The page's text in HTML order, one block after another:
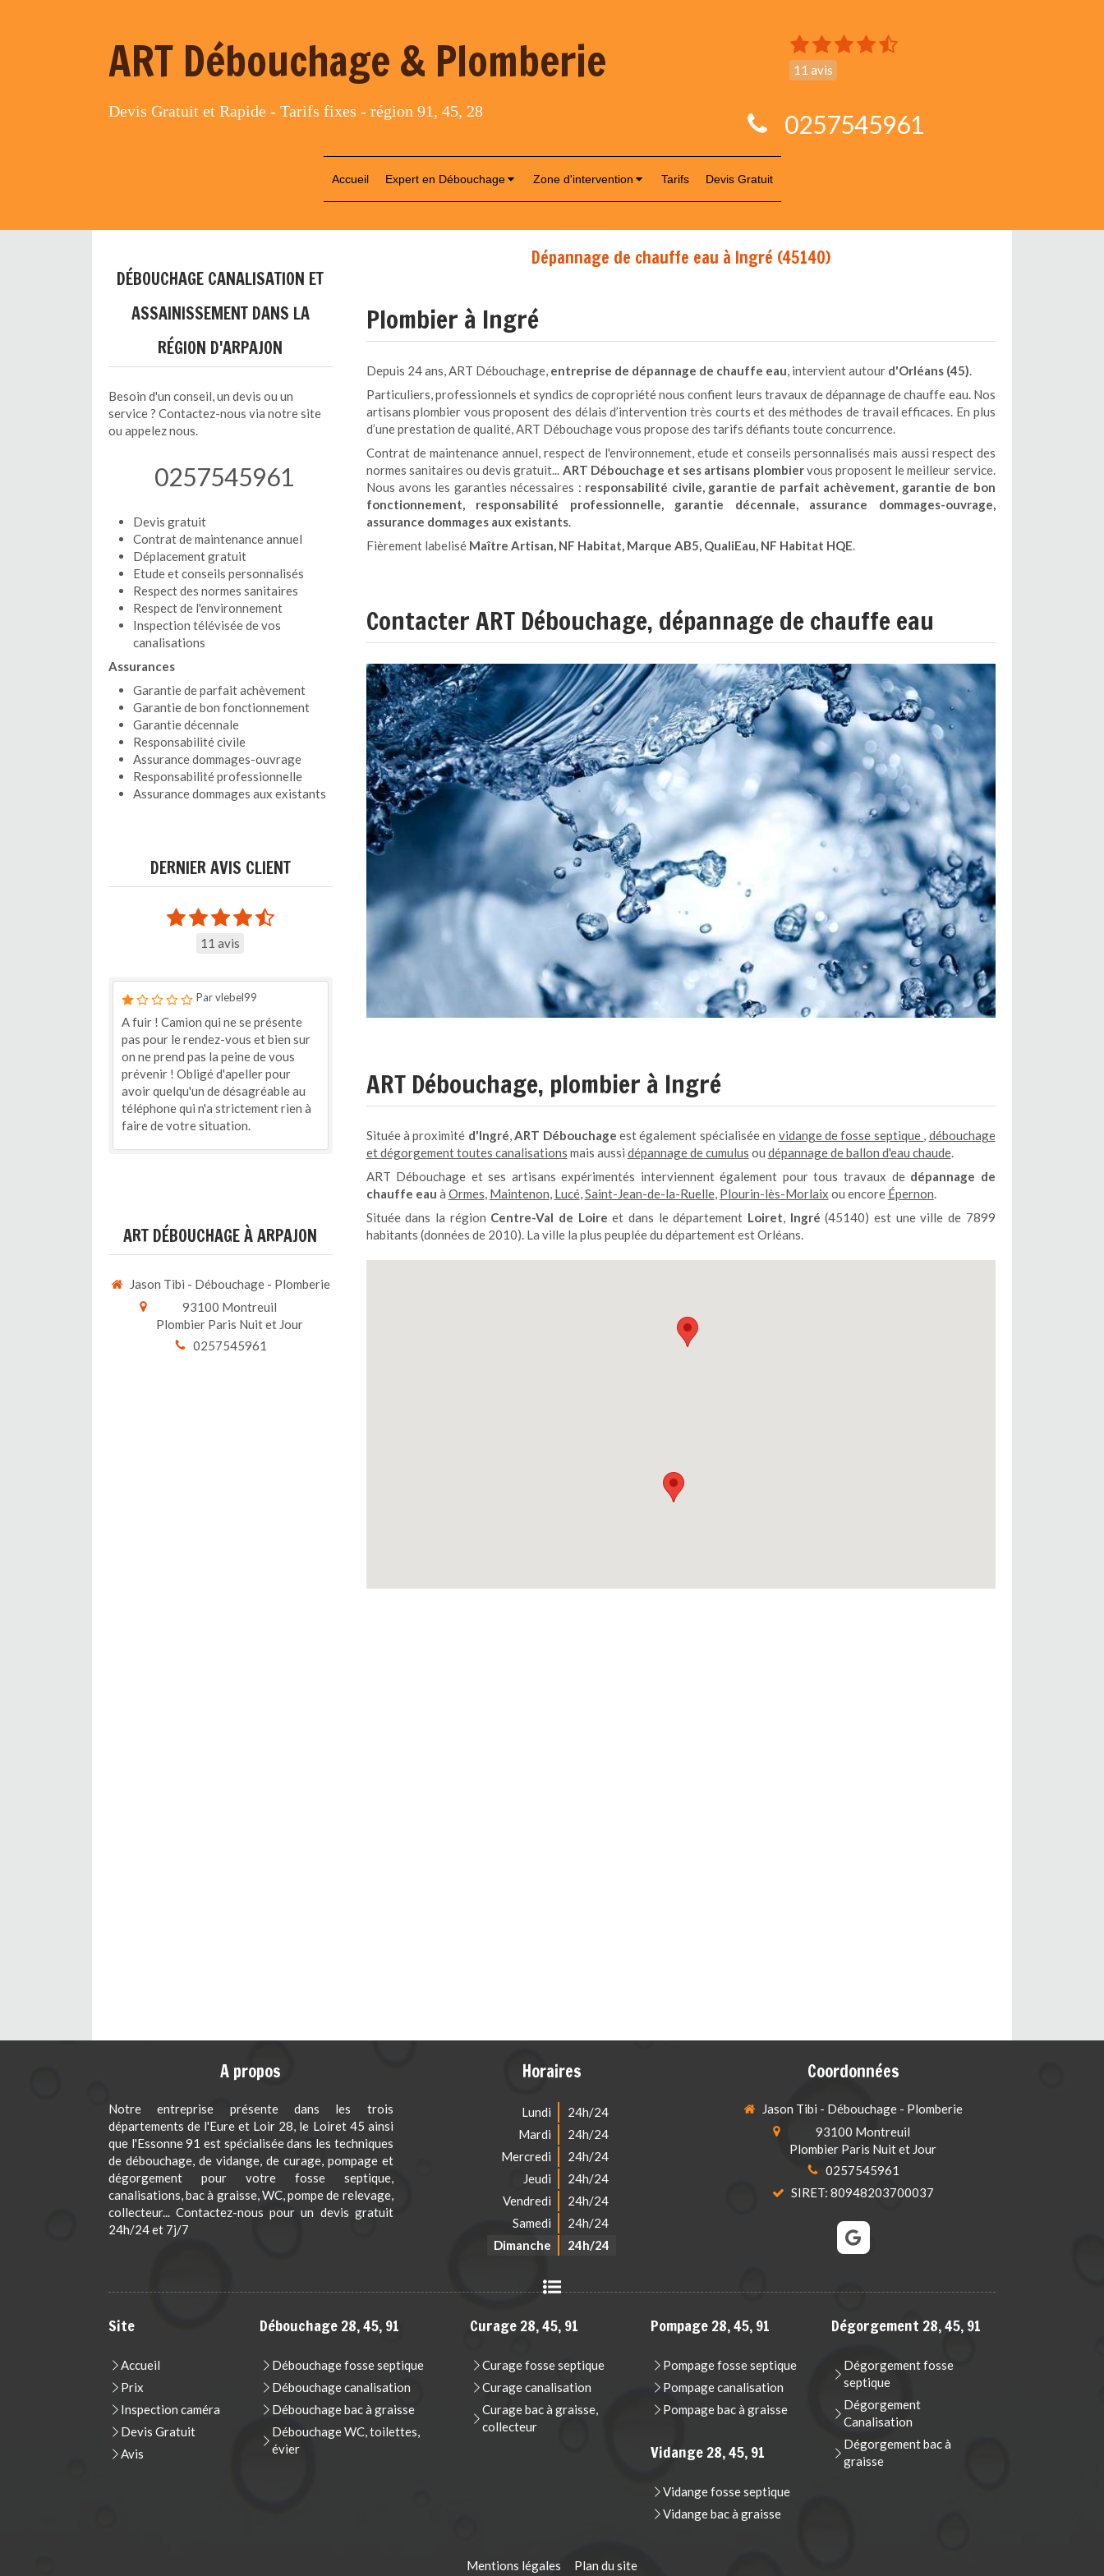
ART Débouchage & Plomberie 11 avis
0257545961
Devis Gratuit et Rapide - Tarifs fixes - région 91, 45, 28
Accueil Expert en Débouchage Zone d'intervention Tarifs Devis Gratuit
Dépannage de chauffe eau à Ingré (45140)
Plombier à Ingré
Depuis 24 ans, ART Débouchage, entreprise de dépannage de chauffe eau, intervient autourd'Orléans (45).
Particuliers, professionnels et syndics de copropriété nous confient leurs travaux de dépannage de chauffe eau. Nos
artisans plombier vous proposent des délais d’intervention très courts et des méthodes de travail efficaces. En plus
d’une prestation de qualité, ART Débouchage vous propose des tarifs défiants toute concurrence.
Contrat de maintenance annuel, respect de l'environnement, etude et conseils personnalisés mais aussi respect des
normes sanitaires ou devis gratuit... ART Débouchage et ses artisans plombiervous proposent le meilleur service.
Nous avons les garanties nécessaires : responsabilité civile, garantie de parfait achèvement, garantie de bon
fonctionnement, responsabilité professionnelle, garantie décennale, assurance dommages-ouvrage,
assurance dommages aux existants.
Fièrement labelisé Maître Artisan, NF Habitat, Marque AB5, QualiEau, NF Habitat HQE.
Contacter ART Débouchage, dépannage de chauffe eau
ART Débouchage, plombier à Ingré
Située à proximité d'Ingré,ART Débouchage est également spécialisée en vidange de fosse septique , débouchage
et dégorgement toutes canalisations mais aussi dépannage de cumulus ou dépannage de ballon d'eau chaude.
ART Débouchage et ses artisans expérimentés interviennent également pour tous travaux de dépannage de
chauffe eau à Ormes, Maintenon, Lucé,Saint-Jean-de-la-Ruelle, Plourin-lès-Morlaix ou encore Épernon.
Située dans la région Centre-Val de Loire et dans le département Loiret, Ingré (45140) est une ville de 7899
habitants (données de 2010). La ville la plus peuplée du département est Orléans.
DÉBOUCHAGE CANALISATION ET
ASSAINISSEMENT DANS LA
RÉGION D'ARPAJON
Besoin d'un conseil, un devis ou un
service ? Contactez-nous via notre site
ou appelez nous.
0257545961
Devis gratuit
Contrat de maintenance annuel
Déplacement gratuit
Etude et conseils personnalisés
Respect des normes sanitaires
Respect de l'environnement
Inspection télévisée de vos
canalisations
Assurances
Garantie de parfait achèvement
Garantie de bon fonctionnement
Garantie décennale
Responsabilité civile
Assurance dommages-ouvrage
Responsabilité professionnelle
Assurance dommages aux existants
DERNIER AVIS CLIENT
11 avis
Par vlebel99
A fuir ! Camion qui ne se présente
pas pour le rendez-vous et bien sur
on ne prend pas la peine de vous
prévenir ! Obligé d'apeller pour
avoir quelqu'un de désagréable au
téléphone qui n'a strictement rien à
faire de votre situation.
ART DÉBOUCHAGE À ARPAJON
Jason Tibi - Débouchage - Plomberie
93100 Montreuil
Plombier Paris Nuit et Jour
0257545961
A propos
Notre entreprise présente dans les trois
départements de l'Eure et Loir 28, le Loiret 45 ainsi
que l'Essonne 91 est spécialisée dans les techniques
de débouchage, de vidange, de curage, pompage et
dégorgement pour votre fosse septique,
canalisations, bac à graisse, WC, pompe de relevage,
collecteur... Contactez-nous pour un devis gratuit
24h/24 et 7j/7
Horaires
Lundi
24h/24
Mardi
24h/24
Mercredi
24h/24
Jeudi
24h/24
Vendredi
24h/24
Samedi
24h/24
Dimanche
24h/24
Coordonnées
Jason Tibi - Débouchage - Plomberie
93100 Montreuil
Plombier Paris Nuit et Jour
0257545961
SIRET: 80948203700037
Site
Accueil
Prix
Inspection caméra
Devis Gratuit
Avis
Débouchage 28, 45, 91
Débouchage fosse septique
Débouchage canalisation
Débouchage bac à graisse
Débouchage WC, toilettes,
évier
Curage 28, 45, 91
Curage fosse septique
Curage canalisation
Curage bac à graisse,
collecteur
Pompage 28, 45, 91
Pompage fosse septique
Pompage canalisation
Pompage bac à graisse
Vidange 28, 45, 91
Vidange fosse septique
Vidange bac à graisse
Dégorgement 28, 45, 91
Dégorgement fosse
septique
Dégorgement
Canalisation
Dégorgement bac à
graisse
Mentions légales Plan du site